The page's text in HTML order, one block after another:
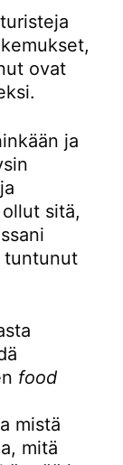
ovat
ja
sitä,
tuntunut
food
mistä
mitä